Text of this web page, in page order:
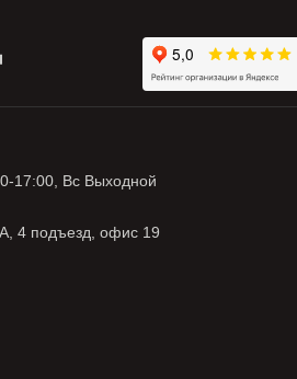
17:00, Вс Выходной
4 подъезд, офис 19